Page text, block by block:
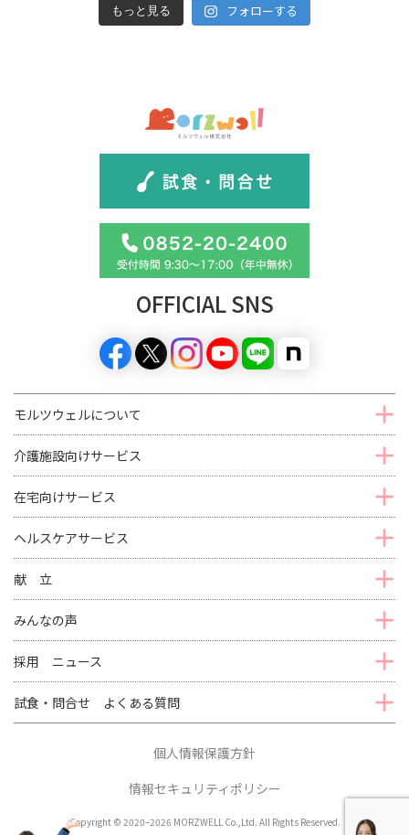
もっと見る フォローする
OFFICIAL SNS
モルツウェルについて
介護施設向けサービス
在宅向けサービス
ヘルスケアサービス
献 立
みんなの声
採用 ニュース
試食・問合せ よくある質問
個人情報保護方針
情報セキュリティポリシー
Copyright © 2020–2026 MORZWELL Co.,Ltd. All Rights Reserved.